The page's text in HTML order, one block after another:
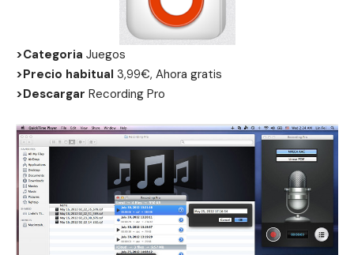
>Categoria Juegos
>Precio habitual 3,99€, Ahora gratis
>Descargar Recording Pro